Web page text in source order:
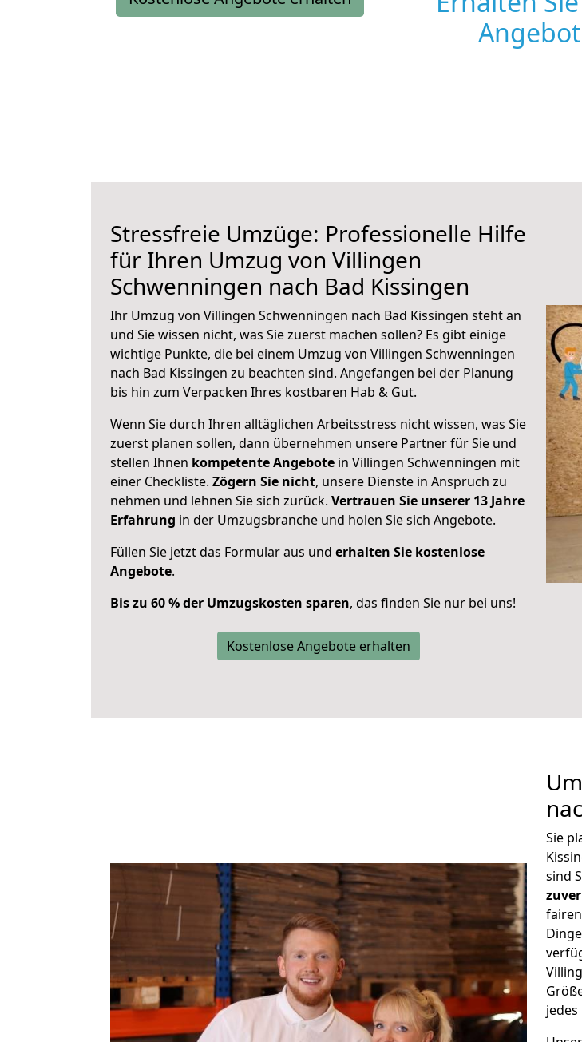
Stressfreie Umzüge: Professionelle Hilfe
für Ihren Umzug von Villingen
Schwenningen nach Bad Kissingen
Ihr Umzug von Villingen Schwenningen nach Bad Kissingen steht an
und Sie wissen nicht, was Sie zuerst machen sollen? Es gibt einige
wichtige Punkte, die bei einem Umzug von Villingen Schwenningen
nach Bad Kissingen zu beachten sind. Angefangen bei der Planung
bis hin zum Verpacken Ihres kostbaren Hab & Gut.
Wenn Sie durch Ihren alltäglichen Arbeitsstress nicht wissen, was Sie
zuerst planen sollen, dann übernehmen unsere Partner für Sie und
stellen Ihnen kompetente Angebote in Villingen Schwenningen mit
einer Checkliste. Zögern Sie nicht, unsere Dienste in Anspruch zu
nehmen und lehnen Sie sich zurück. Vertrauen Sie unserer 13 Jahre
Erfahrung in der Umzugsbranche und holen Sie sich Angebote.
Füllen Sie jetzt das Formular aus und erhalten Sie kostenlose
Angebote.
Bis zu 60 % der Umzugskosten sparen, das finden Sie nur bei uns!
Kostenlose Angebote erhalten
Sie
sind